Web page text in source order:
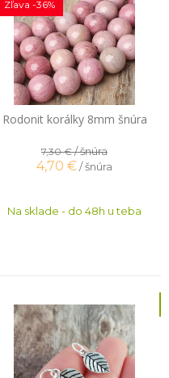
Rodonit korálky 8mm šnúra
Zľava -36%
7,30 €/ šnúra
4,70 €/ šnúra
Na sklade - do 48h u teba